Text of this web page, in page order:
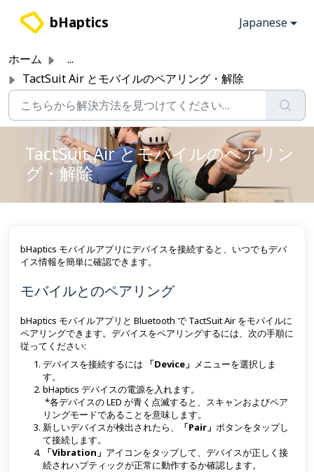
bHaptics Japanese
ホーム
...
TactSuit Air とモバイルのペアリング・解除
TactSuit Air とモバイルのペアリン
グ・解除
bHaptics モバイルアプリにデバイスを接続すると、いつでもデバ
イス情報を簡単に確認できます。
モバイルとのペアリング
bHaptics モバイルアプリと Bluetooth で TactSuit Air をモバイルに
ペアリングできます。デバイスをペアリングするには、次の手順に
従ってください:
デバイスを接続するには
「Device」 メニューを選択しま
す。
bHaptics デバイスの電源を入れます。
*各デバイスの LED が青く点滅すると、スキャンおよびペア
リングモードであることを意味します。
新しいデバイスが検出されたら、
「Pair」 ボタンをタップし
て接続します。
「Vibration」 アイコンをタップして、デバイスが正しく接
続されハプティックが正常に動作するか確認します。